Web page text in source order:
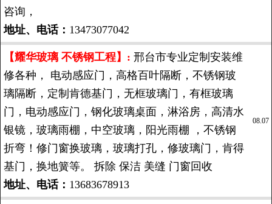
咨询，
地址、电话： 13473077042
【耀华玻璃 不锈钢工程】: 邢台市专业定制安装维
修各种， 电动感应门，高格百叶隔断，不锈钢玻
璃隔断，定制肯德基门，无框玻璃门，有框玻璃
门，电动感应门，钢化玻璃桌面，淋浴房，高清水
银镜，玻璃雨棚，中空玻璃，阳光雨棚 ，不锈钢
折弯！修门窗换玻璃，玻璃打孔，修玻璃门，肯得
基门，换地簧等。 拆除 保洁 美缝 门窗回收
地址、电话： 13683678913
08.07